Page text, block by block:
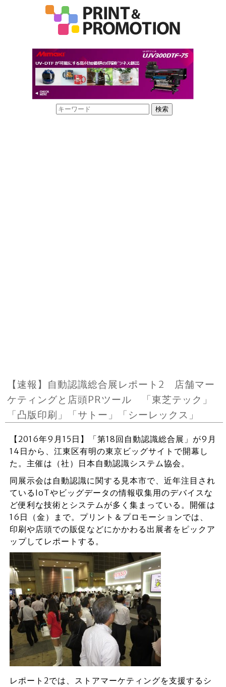
【速報】自動認識総合展レポート2 店舗マー
ケティングと店頭PRツール 「東芝テック」
「凸版印刷」「サトー」「シーレックス」
【2016年9月15日】「第18回自動認識総合展」が9月
14日から、江東区有明の東京ビッグサイトで開幕し
た。主催は（社）日本自動認識システム協会。
同展示会は自動認識に関する見本市で、近年注目され
ているIoTやビッグデータの情報収集用のデバイスな
ど便利な技術とシステムが多く集まっている。開催は
16日（金）まで。プリント＆プロモーションでは、
印刷や店頭での販促などにかかわる出展者をピックア
ップしてレポートする。
レポート2では、ストアマーケティングを支援するシ